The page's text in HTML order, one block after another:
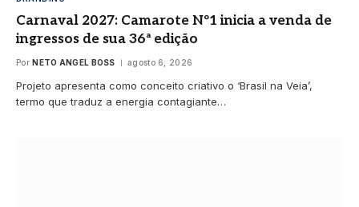
Carnaval 2027: Camarote Nº1 inicia a venda de
ingressos de sua 36ª edição
Por NETO ANGEL BOSS agosto 6, 2026
Projeto apresenta como conceito criativo o ‘Brasil na Veia’,
termo que traduz a energia contagiante…